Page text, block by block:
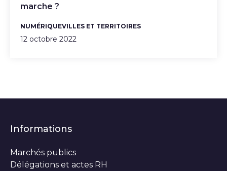
marche ?
NUMÉRIQUEVILLES ET TERRITOIRES
12 octobre 2022
Informations
Marchés publics
Délégations et actes RH